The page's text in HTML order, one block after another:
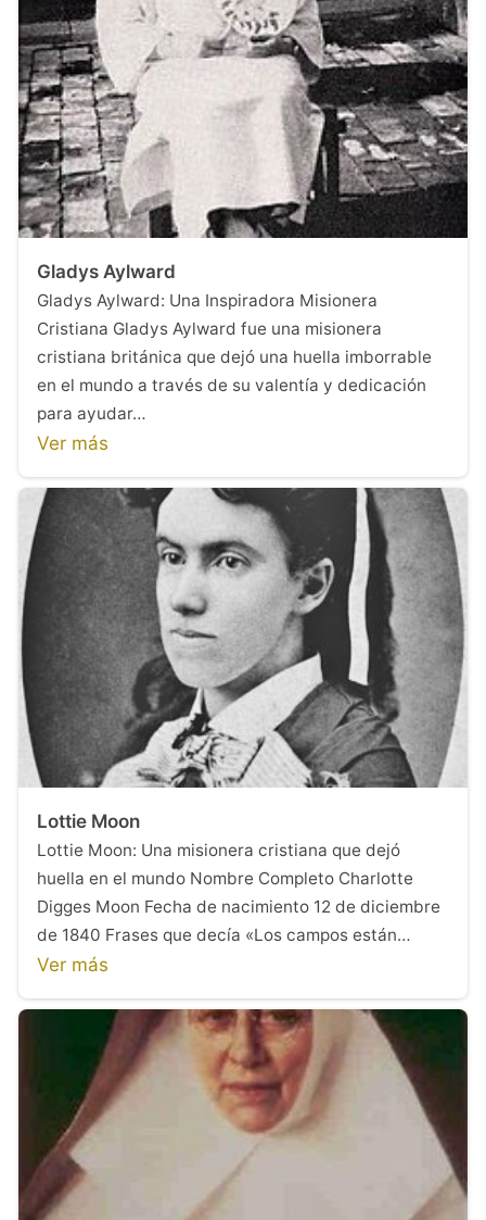
Gladys Aylward
Gladys Aylward: Una Inspiradora Misionera
Cristiana Gladys Aylward fue una misionera
cristiana británica que dejó una huella imborrable
en el mundo a través de su valentía y dedicación
para ayudar…
Ver más
Lottie Moon
Lottie Moon: Una misionera cristiana que dejó
huella en el mundo Nombre Completo Charlotte
Digges Moon Fecha de nacimiento 12 de diciembre
de 1840 Frases que decía «Los campos están…
Ver más